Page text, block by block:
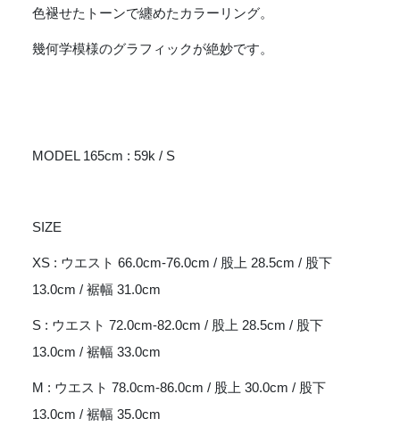
色褪せたトーンで纏めたカラーリング。
幾何学模様のグラフィックが絶妙です。
MODEL 165cm : 59k / S
SIZE
XS : ウエスト 66.0cm-76.0cm / 股上 28.5cm / 股下
13.0cm / 裾幅 31.0cm
S : ウエスト 72.0cm-82.0cm / 股上 28.5cm / 股下
13.0cm / 裾幅 33.0cm
M : ウエスト 78.0cm-86.0cm / 股上 30.0cm / 股下
13.0cm / 裾幅 35.0cm